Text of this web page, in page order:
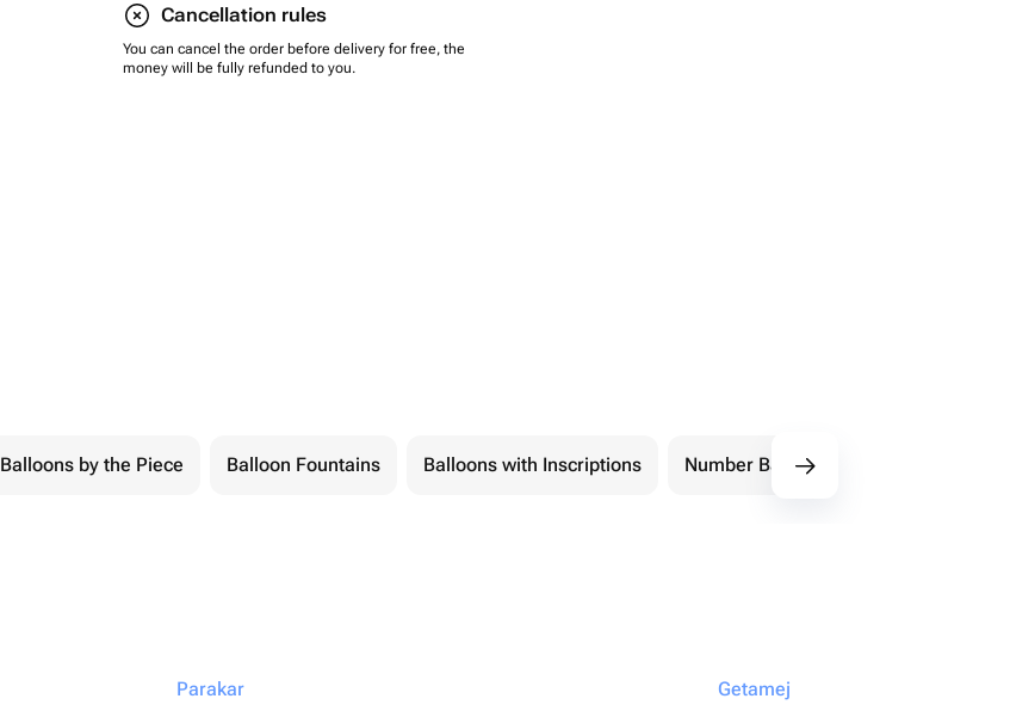
Cancellation rules
You can cancel the order before delivery for free, the
money will be fully refunded to you.
Balloons by the Piece Balloon Fountains Balloons with Inscriptions Number Balloons
Parakar Getamej